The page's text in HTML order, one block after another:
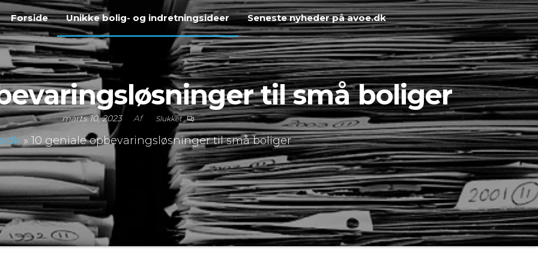
Forside Unikke bolig- og indretningsideer Seneste nyheder på avoe.dk
til små boliger
marts 10, 2023 Af Slukket
» 10 geniale opbevaringsløsninger til små boliger